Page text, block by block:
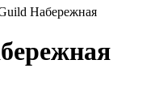
Набережная